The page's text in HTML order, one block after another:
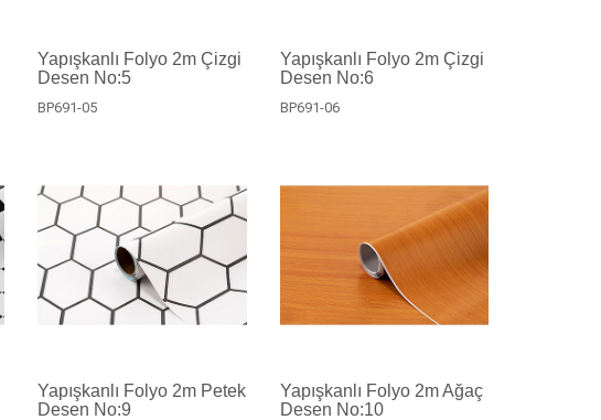
Yapışkanlı Folyo 2m Çizgi
Desen No:5
BP691-05
Yapışkanlı Folyo 2m Çizgi
Desen No:6
BP691-06
Yapışkanlı Folyo 2m Petek
Desen No:9
Yapışkanlı Folyo 2m Ağaç
Desen No:10